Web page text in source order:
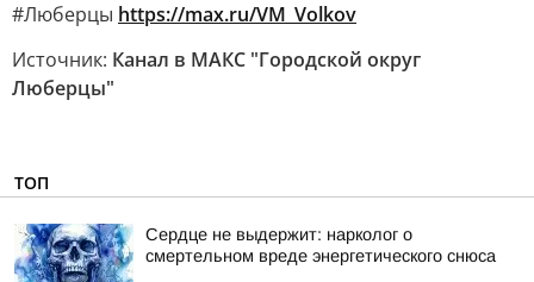
#Люберцы https://max.ru/VM_Volkov
Источник: Канал в МАКС "Городской округ
Люберцы"
ТОП
Сердце не выдержит: нарколог о
смертельном вреде энергетического снюса